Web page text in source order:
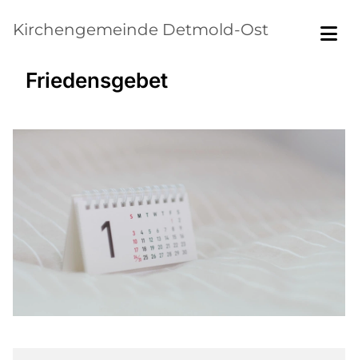
Kirchengemeinde Detmold-Ost
Friedensgebet